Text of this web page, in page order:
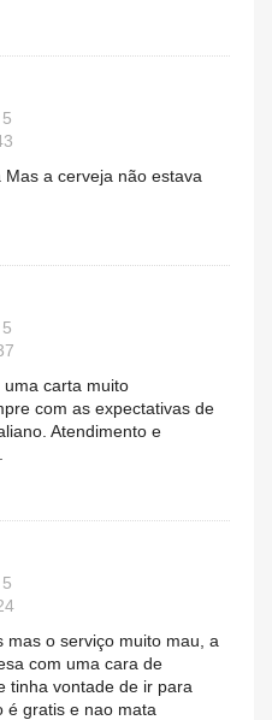
Mas a cerveja não estava
carta muito
com as expectativas de
Atendimento e
mas o serviço muito mau, a
com uma cara de
tinha vontade de ir para
é gratis e nao mata